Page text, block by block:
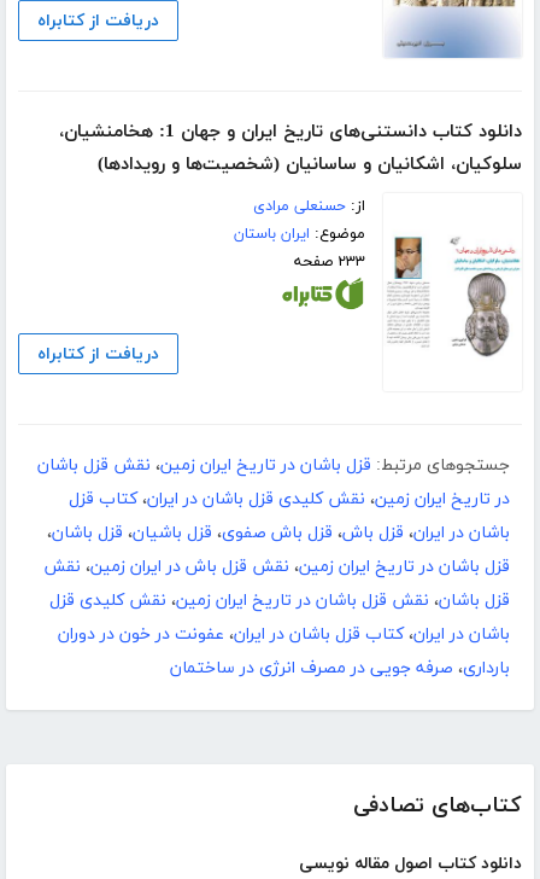
کتاب‌های تصادفی
دانلود کتاب اصول مقاله نویسی
دریافت از کتابراه
دانلود کتاب دانستنی‌های تاریخ ایران و جهان 1: هخامنشیان،
سلوکیان، اشکانیان و ساسانیان (‌شخصیت‌ها و رویدادها)
از:حسنعلی مرادی
موضوع: ایران باستان
۲۳۳ صفحه
دریافت از کتابراه
جستجوهای مرتبط: قزل باشان در تاریخ ایران زمین، نقش قزل باشان
در تاریخ ایران زمین، نقش کلیدی قزل باشان در ایران،کتاب قزل
باشان در ایران، قزل باش، قزل باش صفوی، قزل باشیان، قزل باشان،
قزل باشان در تاریخ ایران زمین، نقش قزل باش در ایران زمین، نقش
قزل باشان، نقش قزل باشان در تاریخ ایران زمین، نقش کلیدی قزل
باشان در ایران،کتاب قزل باشان در ایران، عفونت در خون در دوران
بارداری، صرفه جویی در مصرف انرژی در ساختمان